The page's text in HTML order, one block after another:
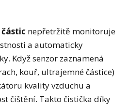
nepřetržitě monitoruje
a automaticky
Když senzor zaznamená
kouř, ultrajemné částice)
kvality vzduchu a
čištění. Takto čistička díky